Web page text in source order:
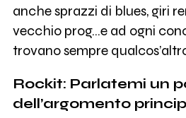
anche sprazzi di blues, giri
vecchio prog…e ad ogni
trovano sempre
Rockit: Parlatemi un
dell’argomento